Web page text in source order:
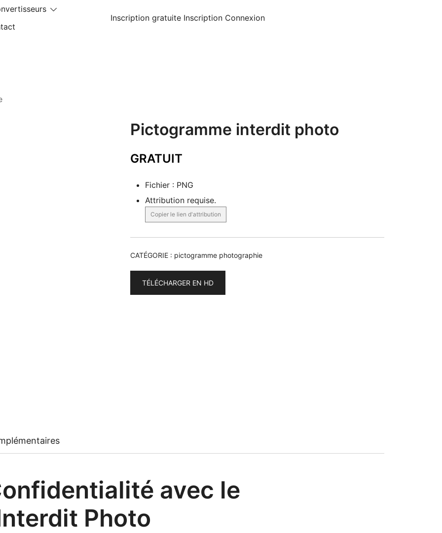
Inscription gratuite Inscription Connexion
Pictogramme interdit photo
GRATUIT
Fichier : PNG
Attribution requise.
Copier le lien d'attribution
CATÉGORIE : pictogramme photographie
TÉLÉCHARGER EN HD
avec le
Photo